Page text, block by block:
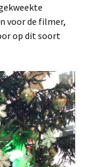
voor de filmer,
op dit soort